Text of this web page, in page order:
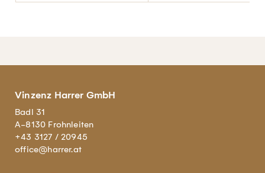
Vinzenz Harrer GmbH
Badl 31
A-8130 Frohnleiten
+43 3127 / 20945
office@harrer.at